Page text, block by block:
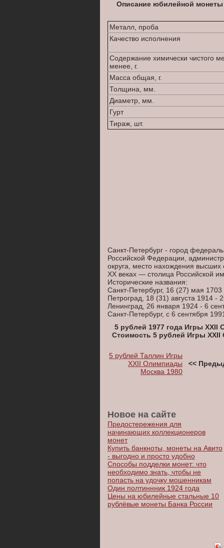
Описание юбилейной
Металл, проба
Качество исполнения
Содержание химически чистого
менее, г.
Масса общая, г.
Толщина, мм.
Диаметр, мм.
Гурт
Тираж, шт.
Санкт-Петербург - город
Российской Федерации,
округа, место нахождения
XX веках — столица Российской
Исторические названия:
Санкт-Петербург, 16 (27) мая 1703
Петроград, 18 (31) августа 1914 -
Ленинград, 26 января 1924 - 6
Санкт-Петербург, с 6 сентября
5 рублей 1977 года Игры
Стоимость 5 рублей Игры
5 рублей Таллин Игры
XXII Олимпиады
Москва 1980
<<
Новое на сайте
Предостережения для
начинающих коллекционеров
монет
Купить банкноты, монеты на Авито
- выгодно и просто удобно
Способы подделки монет: что
необходимо знать, чтобы не
попасть на удочку мошенникам
Один полтиннник 1924 года
Цены на юбилейные стальные 10
рублёвые монеты Банка России